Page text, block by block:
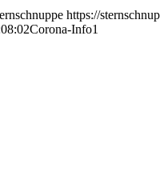
https://
Corona-Info1